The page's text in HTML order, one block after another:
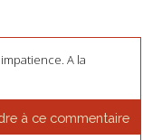
A la
à ce commentaire